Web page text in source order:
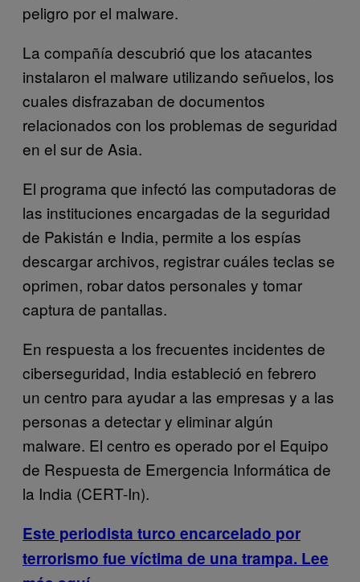
peligro por el malware.
La compañía descubrió que los atacantes
instalaron el malware utilizando señuelos, los
cuales disfrazaban de documentos
relacionados con los problemas de seguridad
en el sur de Asia.
El programa que infectó las computadoras de
las instituciones encargadas de la seguridad
de Pakistán e India, permite a los espías
descargar archivos, registrar cuáles teclas se
oprimen, robar datos personales y tomar
captura de pantallas.
En respuesta a los frecuentes incidentes de
ciberseguridad, India estableció en febrero
un centro para ayudar a las empresas y a las
personas a detectar y eliminar algún
malware. El centro es operado por el Equipo
de Respuesta de Emergencia Informática de
la India (CERT-In).
Este periodista turco encarcelado por
terrorismo fue víctima de una trampa. Lee